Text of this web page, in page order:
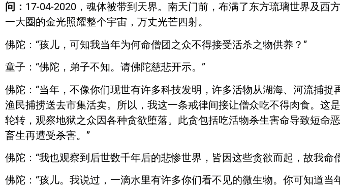
问： 17-04-2020，魂体被带到天界。南天门前，布满了东方琉璃世界及西
一大圈的金光照耀整个宇宙，万丈光芒四射。
佛陀：“孩儿，可知我当年为何命僧团之众不得接受活杀之物供养？”
童子：“佛陀，弟子不知。请佛陀慈悲开示。”
佛陀：“当年，不像你们现世有许多科技发明，许多活物从湖海、河流捕
渔民捕捞送去市集活卖。所以，我这一条戒律间接让僧众吃不得肉食。这
轮转，观察地狱之众因各种贪欲堕落。此贪包括吃活物杀生害命导致短命
畜生再遭受杀害。”
佛陀：“我也观察到后世数千年后的悲惨世界，皆因这些贪欲而起，故我命
佛陀：“孩儿。我说过，一滴水里有许多你们看不见的微生物。你可知道